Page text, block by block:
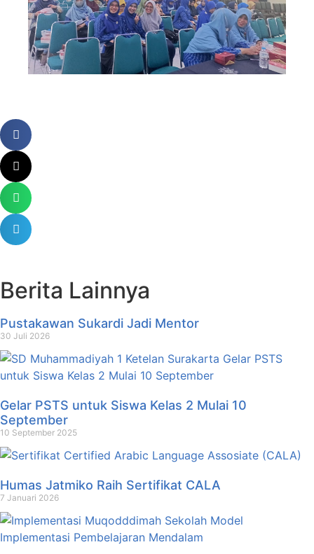
Berita Lainnya
Pustakawan Sukardi Jadi Mentor
30 Juli 2026
Gelar PSTS untuk Siswa Kelas 2 Mulai 10
September
10 September 2025
Humas Jatmiko Raih Sertifikat CALA
7 Januari 2026